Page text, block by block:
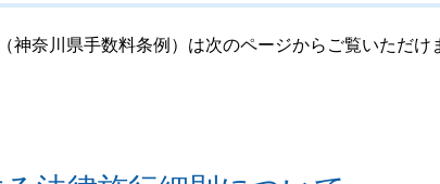
奈川県手数料条例）は次のページからご覧いただけ